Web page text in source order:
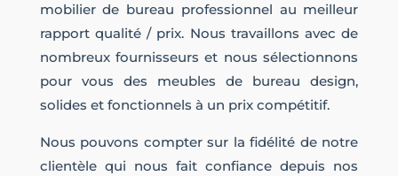
mobilier de bureau professionnel au meilleur
rapport qualité / prix. Nous travaillons avec de
nombreux fournisseurs et nous sélectionnons
pour vous des meubles de bureau design,
solides et fonctionnels à un prix compétitif.
Nous pouvons compter sur la fidélité de notre
clientèle qui nous fait confiance depuis nos